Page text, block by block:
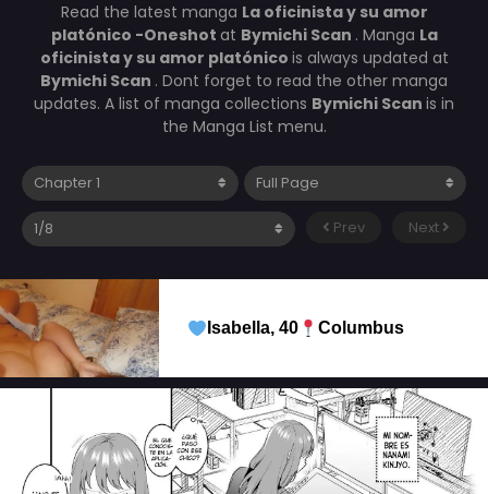
Read the latest manga La oficinista y su amor
platónico -Oneshot at Bymichi Scan . Manga La
oficinista y su amor platónico is always updated at
Bymichi Scan . Dont forget to read the other manga
updates. A list of manga collections Bymichi Scan is in
the Manga List menu.
Prev Next
Isabella, 40 Columbus